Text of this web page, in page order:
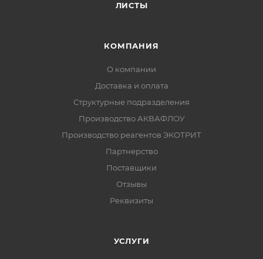
ЛИСТЫ
КОМПАНИЯ
О компании
Доставка и оплата
Структурные подразделения
Производство АКВАФЛОУ
Производство реагентов ЭКОТРИТ
Партнерство
Поставщики
Отзывы
Реквизиты
УСЛУГИ